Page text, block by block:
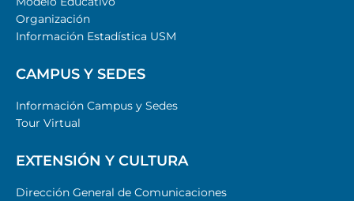
Organización
Información Estadística USM
CAMPUS Y SEDES
Información Campus y Sedes
Tour Virtual
EXTENSIÓN Y CULTURA
Dirección General de Comunicaciones